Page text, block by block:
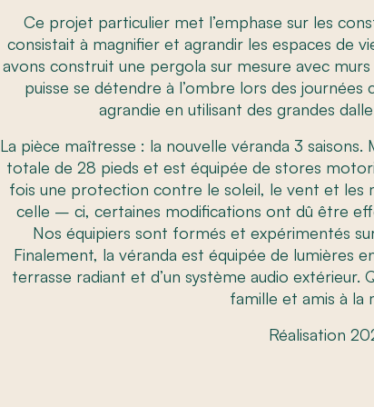
Ce projet particulier met l’emphase sur les
consistait à magnifier et agrandir les espaces de
avons construit une pergola sur mesure avec
puisse se détendre à l’ombre lors des journées
agrandie en utilisant des grandes
La pièce maîtresse : la nouvelle véranda 3
totale de 28 pieds et est équipée de stores
fois une protection contre le soleil, le vent et les
celle – ci, certaines modifications ont dû être
Nos équipiers sont formés et expérimentés
Finalement, la véranda est équipée de lumières
terrasse radiant et d’un système audio
famille et amis à la
Réalisation